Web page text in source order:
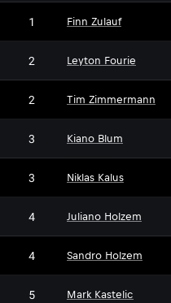
1 Finn Zulauf
2 Leyton Fourie
2 Tim Zimmermann
3 Kiano Blum
3 Niklas Kalus
4 Juliano Holzem
4 Sandro Holzem
5 Mark Kastelic